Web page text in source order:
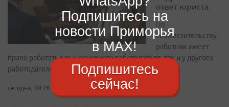
ответ юриста
По
совместительству
работник имеет
право работать как у основного работодателя, так и у другого
работодателя
сегодня, 00:26
Подпишитесь на
новости Приморья
в MAX!
Подпишитесь
сейчас!